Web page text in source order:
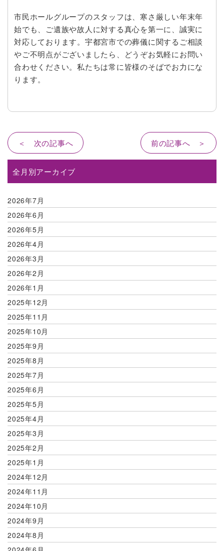
市民ホールグループのスタッフは、寒さ厳しい年末年
始でも、ご遺族や故人に対する真心を第一に、誠実に
対応しております。宇都宮市での葬儀に関するご相談
やご不明点がございましたら、どうぞお気軽にお問い
合わせください。私たちは常に皆様のそばでお力にな
ります。
＜ 次の記事へ 前の記事へ ＞
全月別アーカイブ
2026年7月
2026年6月
2026年5月
2026年4月
2026年3月
2026年2月
2026年1月
2025年12月
2025年11月
2025年10月
2025年9月
2025年8月
2025年7月
2025年6月
2025年5月
2025年4月
2025年3月
2025年2月
2025年1月
2024年12月
2024年11月
2024年10月
2024年9月
2024年8月